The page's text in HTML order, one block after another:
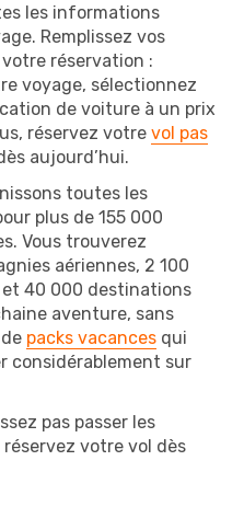
les informations
Remplissez vos
réservation :
voyage, sélectionnez
de voiture à un prix
réservez votre vol pas
aujourd’hui.
toutes les
plus de 155 000
Vous trouverez
aériennes, 2 100
40 000 destinations
aventure, sans
packs vacances qui
considérablement sur
pas passer les
réservez votre vol dès